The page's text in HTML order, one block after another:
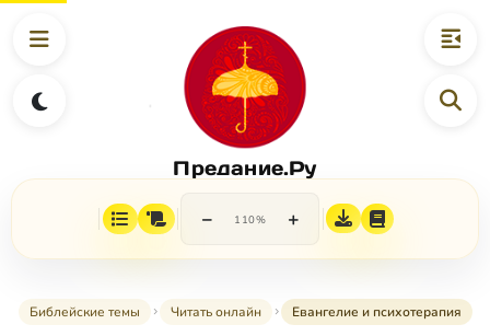
Предание.Ру
− 110% +
Библейские темы Читать онлайн Евангелие и психотерапия